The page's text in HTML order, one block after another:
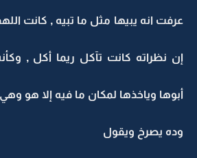
عرفت انه يبيها مثل ما تبيه , كانت
إن نظراته كانت تآكل ريما أكل ,
أبوها وياخذها لمكان ما فيه إلا هو وهي
وده يصرخ ويقول